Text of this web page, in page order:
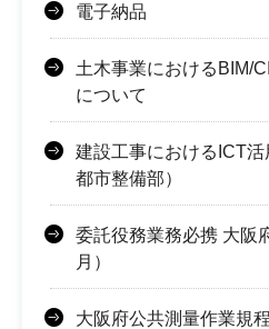
電子納品
土木事業におけるBIM/
について
建設工事におけるICT
都市整備部）
委託役務業務必携 大阪
月）
大阪府公共測量作業規